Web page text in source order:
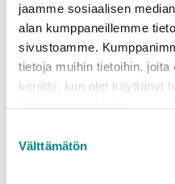
jaamme sosiaalisen
alan kumppaneillemme
sivustoamme.
tietoja muihin tietoihin,
kerätty, kun olet käyttänyt
valinta
Välttämätön
återvinns som energi.
rötter bland dem
dem, förorsakar
behandlingen.
frukter till
än övrigt